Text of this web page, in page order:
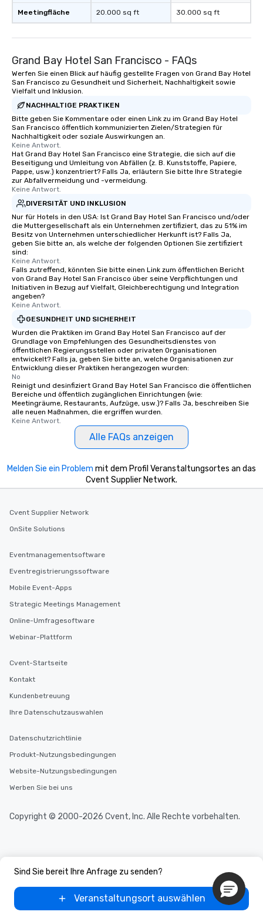
Meetingfläche 20.000 sq ft 30.000 sq ft
Grand Bay Hotel San Francisco - FAQs
Werfen Sie einen Blick auf häufig gestellte Fragen von Grand Bay Hotel
San Francisco zu Gesundheit und Sicherheit, Nachhaltigkeit sowie
Vielfalt und Inklusion.
NACHHALTIGE PRAKTIKEN
Bitte geben Sie Kommentare oder einen Link zu im Grand Bay Hotel
San Francisco öffentlich kommunizierten Zielen/Strategien für
Nachhaltigkeit oder soziale Auswirkungen an.
Keine Antwort.
Hat Grand Bay Hotel San Francisco eine Strategie, die sich auf die
Beseitigung und Umleitung von Abfällen (z. B. Kunststoffe, Papiere,
Pappe, usw.) konzentriert? Falls Ja, erläutern Sie bitte Ihre Strategie
zur Abfallvermeidung und -vermeidung.
Keine Antwort.
DIVERSITÄT UND INKLUSION
Nur für Hotels in den USA: Ist Grand Bay Hotel San Francisco und/oder
die Muttergesellschaft als ein Unternehmen zertifiziert, das zu 51% im
Besitz von Unternehmen unterschiedlicher Herkunft ist? Falls Ja,
geben Sie bitte an, als welche der folgenden Optionen Sie zertifiziert
sind:
Keine Antwort.
Falls zutreffend, könnten Sie bitte einen Link zum öffentlichen Bericht
von Grand Bay Hotel San Francisco über seine Verpflichtungen und
Initiativen in Bezug auf Vielfalt, Gleichberechtigung und Integration
angeben?
Keine Antwort.
GESUNDHEIT UND SICHERHEIT
Wurden die Praktiken im Grand Bay Hotel San Francisco auf der
Grundlage von Empfehlungen des Gesundheitsdienstes von
öffentlichen Regierungsstellen oder privaten Organisationen
entwickelt? Falls ja, geben Sie bitte an, welche Organisationen zur
Entwicklung dieser Praktiken herangezogen wurden:
No
Reinigt und desinfiziert Grand Bay Hotel San Francisco die öffentlichen
Bereiche und öffentlich zugänglichen Einrichtungen (wie:
Meetingräume, Restaurants, Aufzüge, usw.)? Falls Ja, beschreiben Sie
alle neuen Maßnahmen, die ergriffen wurden.
Keine Antwort.
Alle FAQs anzeigen
Sind Sie bereit Ihre Anfrage zu senden?
Veranstaltungsort auswählen
Melden Sie ein Problem mit dem Profil Veranstaltungsortes an das
Cvent Supplier Network.
Cvent Supplier Network
OnSite Solutions
Eventmanagementsoftware
Eventregistrierungssoftware
Mobile Event-Apps
Strategic Meetings Management
Online-Umfragesoftware
Webinar-Plattform
Cvent-Startseite
Kontakt
Kundenbetreuung
Ihre Datenschutzauswahlen
Datenschutzrichtlinie
Produkt-Nutzungsbedingungen
Website-Nutzungsbedingungen
Werben Sie bei uns
Copyright © 2000-2026 Cvent, Inc. Alle Rechte vorbehalten.